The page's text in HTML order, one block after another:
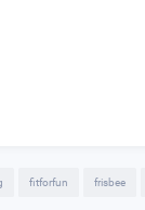
fitforfun frisbee